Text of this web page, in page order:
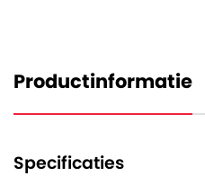
Productinformatie
Specificaties